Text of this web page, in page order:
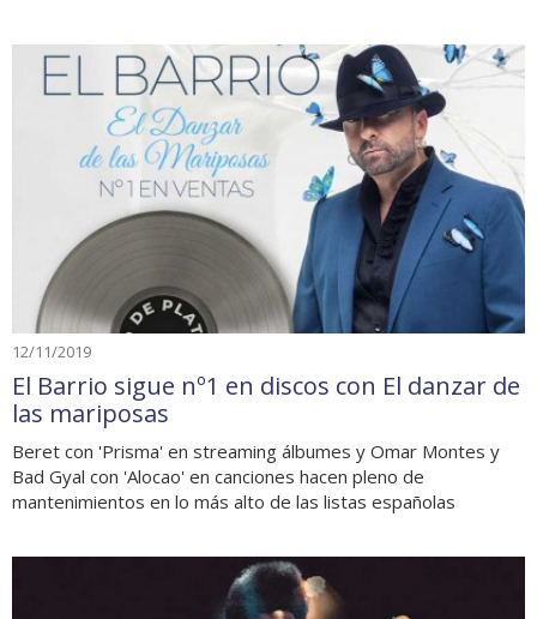
12/11/2019
El Barrio sigue nº1 en discos con El danzar de
las mariposas
Beret con 'Prisma' en streaming álbumes y Omar Montes y
Bad Gyal con 'Alocao' en canciones hacen pleno de
mantenimientos en lo más alto de las listas españolas